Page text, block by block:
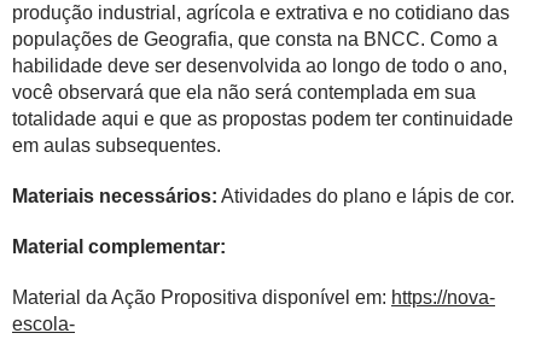
produção industrial, agrícola e extrativa e no cotidiano das
populações de Geografia, que consta na BNCC. Como a
habilidade deve ser desenvolvida ao longo de todo o ano,
você observará que ela não será contemplada em sua
totalidade aqui e que as propostas podem ter continuidade
em aulas subsequentes.
Materiais necessários: Atividades do plano e lápis de cor.
Material complementar:
Material da Ação Propositiva disponível em: https://nova-
escola-